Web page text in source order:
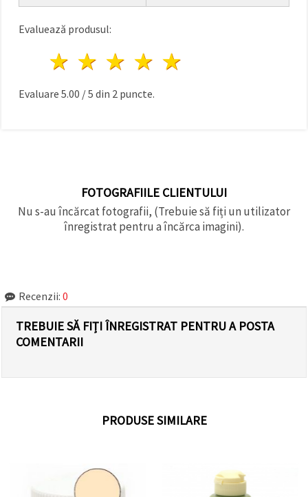
Evaluează produsul:
4 stele
3 stele
2 stele
1 stea
Evaluare 5.00 /5 din 2 puncte.
FOTOGRAFIILE CLIENTULUI
Nu s-au încărcat fotografii, (Trebuie să fiți un utilizator
înregistrat pentru a încărca imagini).
Recenzii: 0
TREBUIE SĂ FIȚI ÎNREGISTRAT PENTRU A POSTA
COMENTARII
PRODUSE SIMILARE